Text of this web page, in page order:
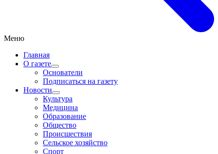
Меню
Главная
О газете
Основатели
Подписаться на газету
Новости
Культура
Медицина
Образование
Общество
Происшествия
Сельское хозяйство
Спорт